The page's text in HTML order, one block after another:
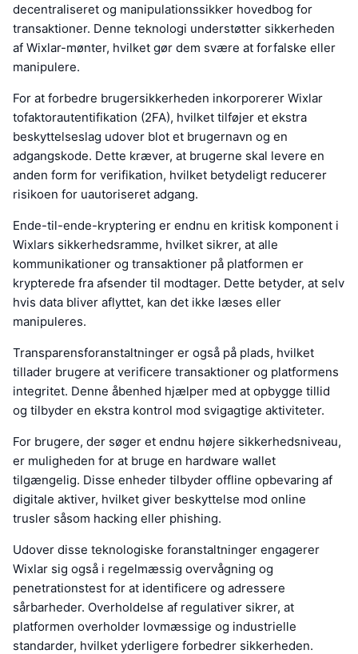
decentraliseret og manipulationssikker hovedbog for
transaktioner. Denne teknologi understøtter sikkerheden
af Wixlar-mønter, hvilket gør dem svære at forfalske eller
manipulere.
For at forbedre brugersikkerheden inkorporerer Wixlar
tofaktorautentifikation (2FA), hvilket tilføjer et ekstra
beskyttelseslag udover blot et brugernavn og en
adgangskode. Dette kræver, at brugerne skal levere en
anden form for verifikation, hvilket betydeligt reducerer
risikoen for uautoriseret adgang.
Ende-til-ende-kryptering er endnu en kritisk komponent i
Wixlars sikkerhedsramme, hvilket sikrer, at alle
kommunikationer og transaktioner på platformen er
krypterede fra afsender til modtager. Dette betyder, at selv
hvis data bliver aflyttet, kan det ikke læses eller
manipuleres.
Transparensforanstaltninger er også på plads, hvilket
tillader brugere at verificere transaktioner og platformens
integritet. Denne åbenhed hjælper med at opbygge tillid
og tilbyder en ekstra kontrol mod svigagtige aktiviteter.
For brugere, der søger et endnu højere sikkerhedsniveau,
er muligheden for at bruge en hardware wallet
tilgængelig. Disse enheder tilbyder offline opbevaring af
digitale aktiver, hvilket giver beskyttelse mod online
trusler såsom hacking eller phishing.
Udover disse teknologiske foranstaltninger engagerer
Wixlar sig også i regelmæssig overvågning og
penetrationstest for at identificere og adressere
sårbarheder. Overholdelse af regulativer sikrer, at
platformen overholder lovmæssige og industrielle
standarder, hvilket yderligere forbedrer sikkerheden.